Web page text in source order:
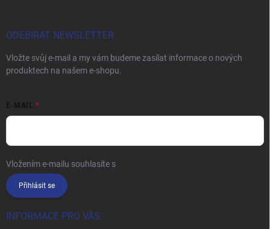
ODEBÍRAT NEWSLETTER
Vložte svůj e-mail a my vám budeme zasílat informace o nových
produktech na našem e-shopu.
E-MAIL
Vložením e-mailu souhlasíte s
Přihlásit se
INFORMACE PRO VÁS